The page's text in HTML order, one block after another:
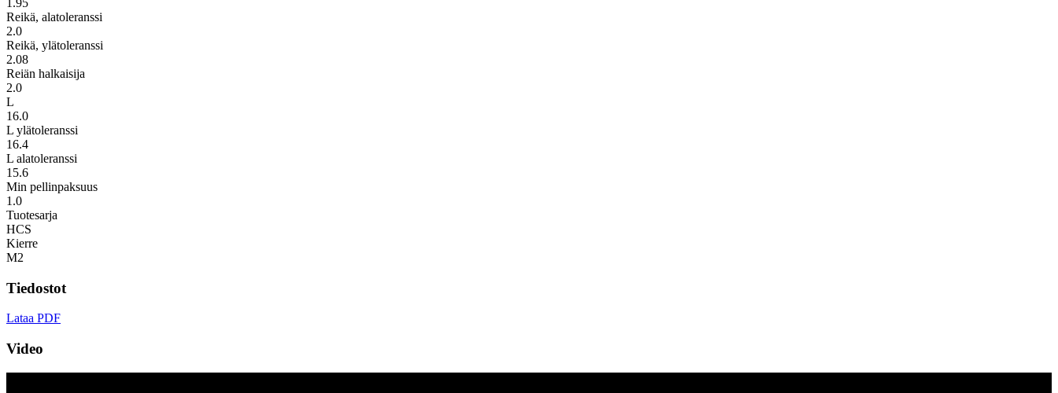
Reikä, alatoleranssi
2.0
Reikä, ylätoleranssi
2.08
Reiän halkaisija
2.0
L
16.0
L ylätoleranssi
16.4
L alatoleranssi
15.6
Min pellinpaksuus
1.0
Tuotesarja
HCS
Kierre
M2
Tiedostot
Lataa PDF
Video